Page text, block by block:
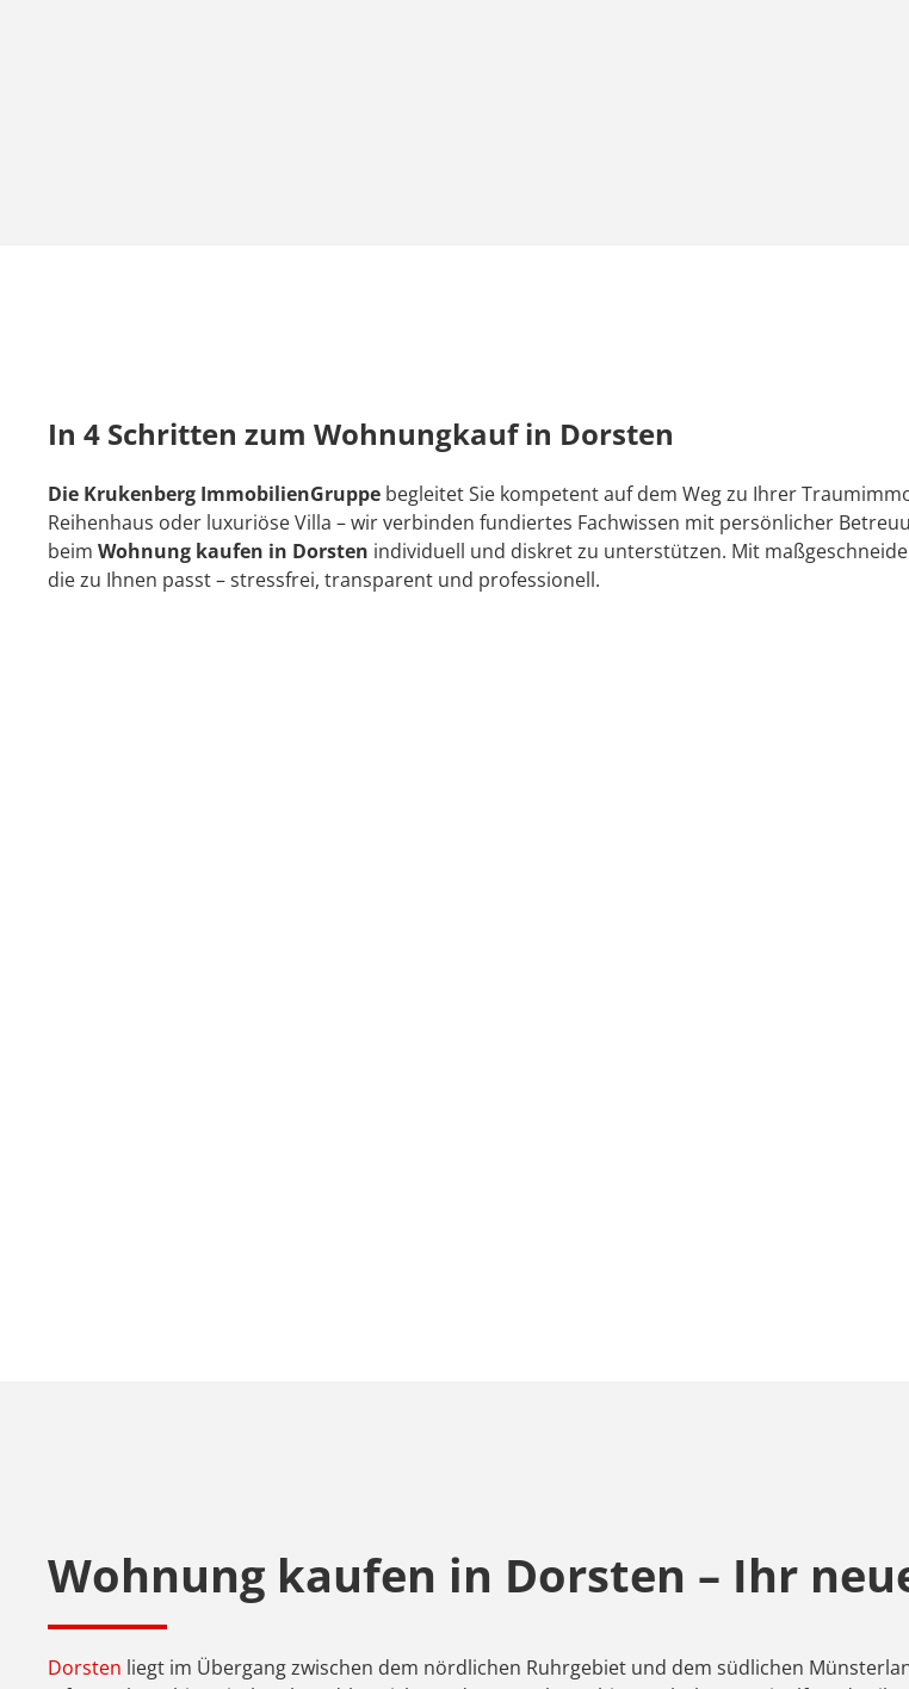
In 4 Schritten zum Wohnungkauf in Dorsten
Die Krukenberg ImmobilienGruppe begleitet Sie kompetent auf dem Weg zu Ihrer
Reihenhaus oder luxuriöse Villa – wir verbinden fundiertes Fachwissen mit persönlicher
beim Wohnung kaufen in Dorsten individuell und diskret zu unterstützen. Mit
die zu Ihnen passt – stressfrei, transparent und professionell.
Wohnung kaufen in Dorsten – Ihr
Dorsten liegt im Übergang zwischen dem nördlichen Ruhrgebiet und dem südlichen